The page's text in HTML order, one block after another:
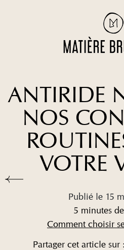
ANTIRIDE
NOS
VOTRE
Publié le 15
5 minutes
Comment choisir
Partager cet article sur :